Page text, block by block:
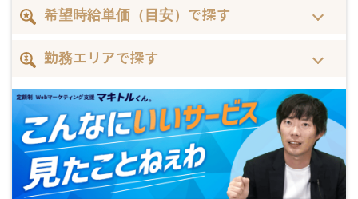
希望時給単価（目安）で探す
勤務エリアで探す